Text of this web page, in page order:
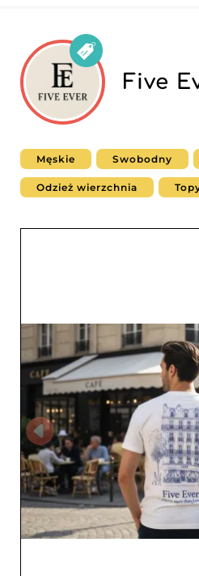
Five
Męskie Swobodny
Odzież wierzchnia